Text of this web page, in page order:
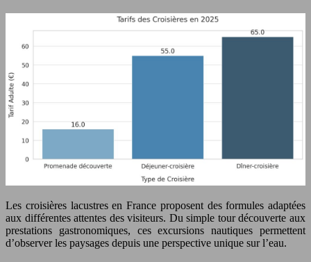
Les croisières lacustres en France proposent des formules adaptées
aux différentes attentes des visiteurs. Du simple tour découverte aux
prestations gastronomiques, ces excursions nautiques permettent
d’observer les paysages depuis une perspective unique sur l’eau.